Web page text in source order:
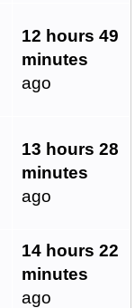
12 hours 49
minutes
ago
13 hours 28
minutes
ago
14 hours 22
minutes
ago